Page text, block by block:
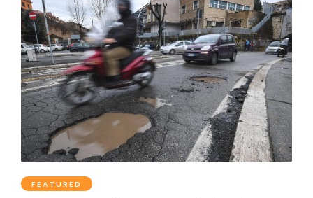
FEATURED